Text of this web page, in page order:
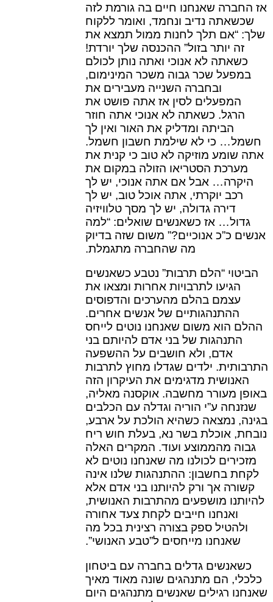
אז החברה שאנחנו חיים בה גורמת לזה
שכשאתה נדיב ונחמד, ואומר ללקוח
שלך: “אם תלך לחנות ממול תמצא את
זה יותר בזול” ההכנסה שלך יורדת!
כשאתה לא אנוכי ואתה נותן לכולם
במפעל שכר גבוה משכר המינימום,
ובחברה השנייה מעבירים את
המפעלים לסין אז אתה פושט את
הרגל. כשאתה לא אנוכי אתה חוזר
הביתה ומדליק את האור ואין לך
חשמל… כי לא שילמת חשבון חשמל.
אתה שומע מוזיקה לא טוב כי קנית את
מערכת הסטריאו הזולה במקום את
היקרה… אבל אם אתה אנוכי, יש לך
רכב יוקרתי, אתה אוכל טוב, יש לך
דירה גדולה, יש לך מסך טלוויזיה
גדול… אז כשאנשים שואלים: “למה
אנשים כ”כ אנוכיים?” משום שזה בדיוק
מה שהחברה מתגמלת.
הביטוי “הלם תרבות” נטבע כשאנשים
הגיעו לתרבויות אחרות ומצאו את
עצמם בהלם מהערכים והדפוסים
ההתנהגותיים של אנשים אחרים.
ההלם הוא משום שאנחנו נוטים לייחס
התנהגות של בני אדם להיותם בני
אדם, ולא חושבים על ההשפעה
התרבותית. ילדים שגדלו מחוץ לתרבות
האנושית מדגימים את העיקרון הזה
באופן מעורר מחשבה. אוקסנה מאליה,
שנזנחה ע”י הוריה וגדלה עם הכלבים
בגינה, נמצאה כשהיא הולכת על ארבע,
נובחת, אוכלת בשר נא, בעלת חוש ריח
גבוה מהממוצע ועוד. המקרים האלה
מזכירים לכולנו מה שאנחנו נוטים לא
לקחת בחשבון: ההתנהגות שלנו אינה
קשורה אך ורק להיותנו בני אדם אלא
להיותנו מושפעים מהתרבות האנושית,
ואנחנו חייבים לקחת צעד אחורה
ולהטיל ספק בצורה רצינית בכל מה
שאנחנו מייחסים ל”טבע האנושי”.
כשאנשים גדלים בחברה עם ביטחון
כלכלי, הם מתנהגים שונה מאוד מאיך
שאנחנו רגילים שאנשים מתנהגים היום